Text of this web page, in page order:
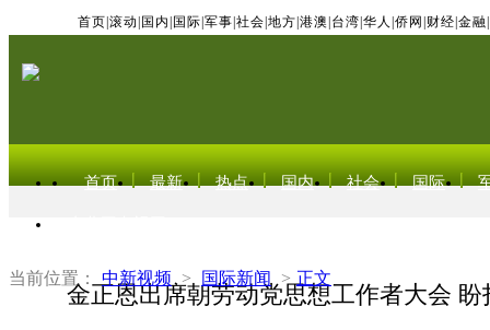
首页 滚动 国内 国际 军事 社会 地方 港澳 台湾 华人 侨网 财经 金融
首页 最新 热点 国内 社会 国际
当前位置： 中新视频 > 国际新闻 > 正文
金正恩出席朝劳动党思想工作者大会